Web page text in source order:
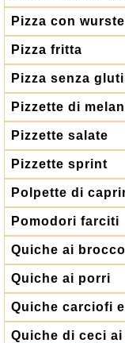
Pizza con
Pizza fritta
Pizza senza
Pizzette di
Pizzette salate
Pizzette sprint
Polpette di
Pomodori farciti
Quiche ai
Quiche ai porri
Quiche carciofi
Quiche di ceci